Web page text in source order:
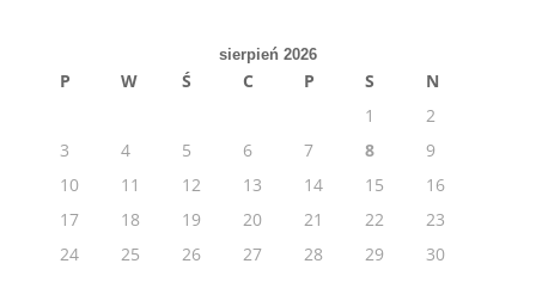
sierpień 2026
P W Ś C P S
N
1
2
3
4 5 6 7 8
9
10
11 12 13 14 15
16
17
18 19 20 21 22
23
24
25 26 27 28 29
30